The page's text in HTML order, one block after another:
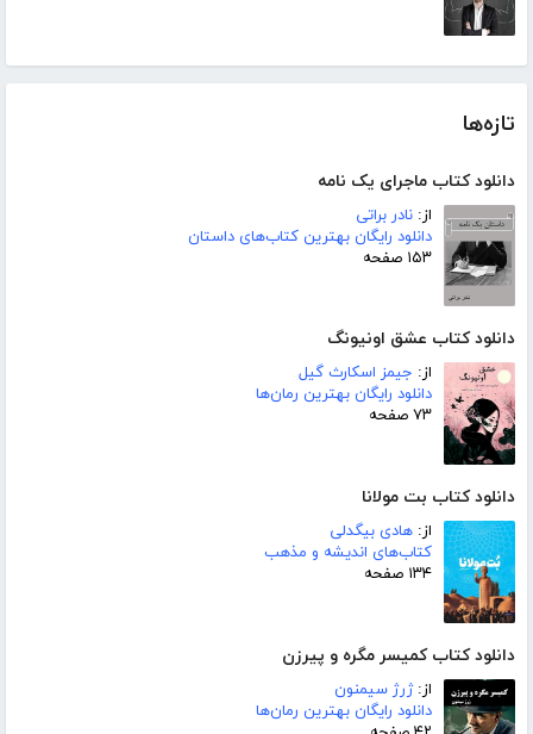
تازه‌ها
دانلود کتاب ماجرای یک نامه
از: نادر براتی
دانلود رایگان بهترین کتاب‌های داستان
۱۵۳ صفحه
دانلود کتاب عشق اونیونگ
از: جیمز اسکارث گیل
دانلود رایگان بهترین رمان‌ها
۷۳ صفحه
دانلود کتاب بت مولانا
از: هادی بیگدلی
کتاب‌های اندیشه و مذهب
۱۳۴ صفحه
دانلود کتاب کمیسر مگره و پیرزن
از:ژرژ سیمنون
دانلود رایگان بهترین رمان‌ها